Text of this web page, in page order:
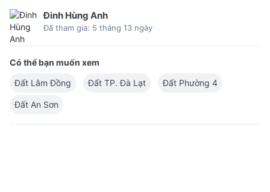
Đinh Hùng Anh
Đã tham gia: 5 tháng 13 ngày
Có thể bạn muốn xem
Đất Lâm Đồng
Đất TP. Đà Lạt Đất Phường 4
Đất An Sơn